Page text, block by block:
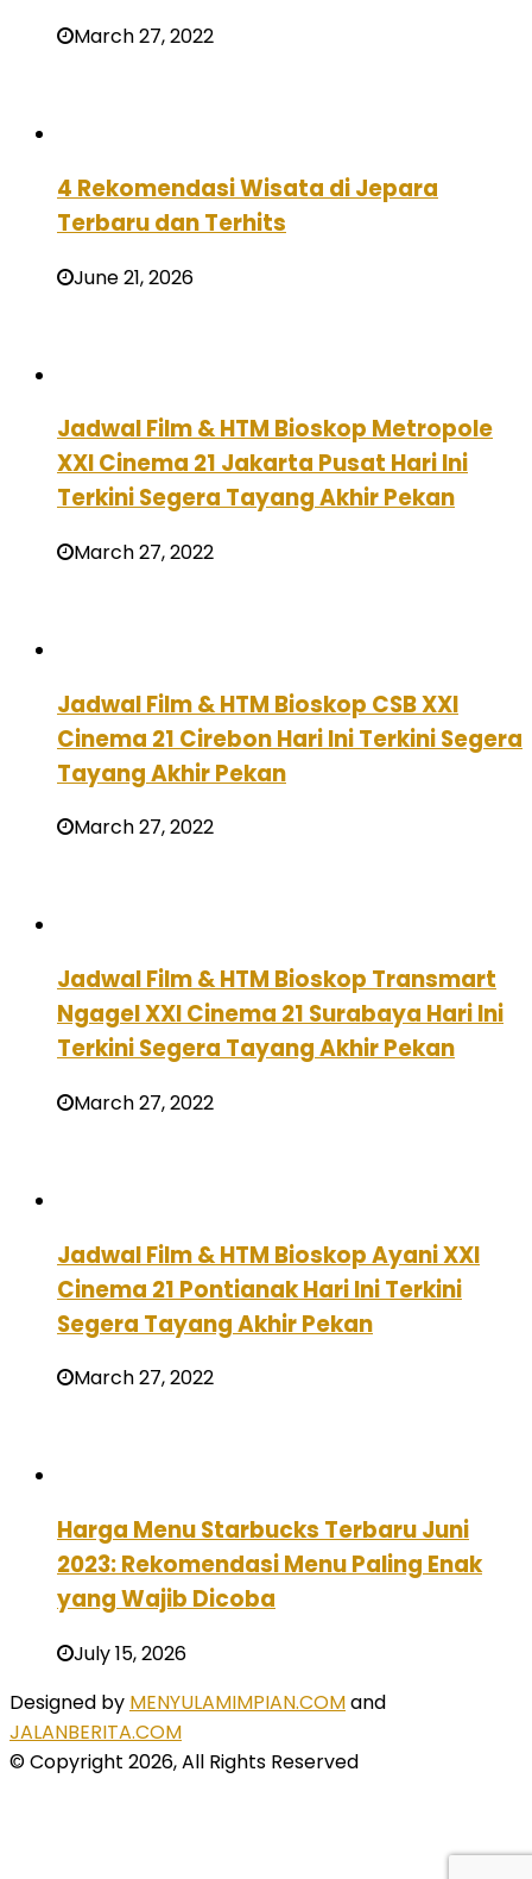
March 27, 2022
4 Rekomendasi Wisata di Jepara
Terbaru dan Terhits
June 21, 2026
Jadwal Film & HTM Bioskop Metropole
XXI Cinema 21 Jakarta Pusat Hari Ini
Terkini Segera Tayang Akhir Pekan
March 27, 2022
Jadwal Film & HTM Bioskop CSB XXI
Cinema 21 Cirebon Hari Ini Terkini Segera
Tayang Akhir Pekan
March 27, 2022
Jadwal Film & HTM Bioskop Transmart
Ngagel XXI Cinema 21 Surabaya Hari Ini
Terkini Segera Tayang Akhir Pekan
March 27, 2022
Jadwal Film & HTM Bioskop Ayani XXI
Cinema 21 Pontianak Hari Ini Terkini
Segera Tayang Akhir Pekan
March 27, 2022
Harga Menu Starbucks Terbaru Juni
2023: Rekomendasi Menu Paling Enak
yang Wajib Dicoba
July 15, 2026
Designed by MENYULAMIMPIAN.COMand
JALANBERITA.COM
© Copyright 2026, All Rights Reserved